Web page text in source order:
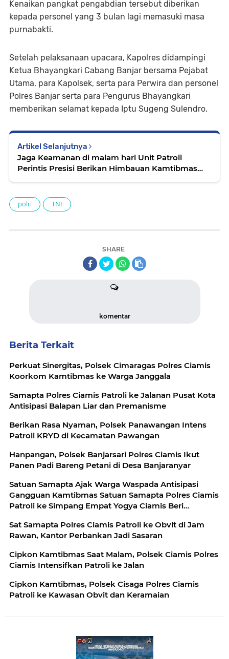
Kenaikan pangkat pengabdian tersebut diberikan
kepada personel yang 3 bulan lagi memasuki masa
purnabakti.
Setelah pelaksanaan upacara, Kapolres didampingi
Ketua Bhayangkari Cabang Banjar bersama Pejabat
Utama, para Kapolsek, serta para Perwira dan personel
Polres Banjar serta para Pengurus Bhayangkari
memberikan selamat kepada Iptu Sugeng Sulendro.
Artikel Selanjutnya
Jaga Keamanan di malam hari Unit Patroli
Perintis Presisi Berikan Himbauan Kamtibmas
polri TNI
SHARE
komentar
Berita Terkait
Perkuat Sinergitas, Polsek Cimaragas Polres Ciamis
Koorkom Kamtibmas ke Warga Janggala
Samapta Polres Ciamis Patroli ke Jalanan Pusat Kota
Antisipasi Balapan Liar dan Premanisme
Berikan Rasa Nyaman, Polsek Panawangan Intens
Patroli KRYD di Kecamatan Pawangan
Hanpangan, Polsek Banjarsari Polres Ciamis Ikut
Panen Padi Bareng Petani di Desa Banjaranyar
Satuan Samapta Ajak Warga Waspada Antisipasi
Gangguan Kamtibmas Satuan Samapta Polres Ciamis
Patroli ke Simpang Empat Yogya Ciamis Beri
Samapta Polres Ciamis Beri Himbauan Kamtibmas ke
Warga
Sat Samapta Polres Ciamis Patroli ke Obvit di Jam
Rawan, Kantor Perbankan Jadi Sasaran
Cipkon Kamtibmas Saat Malam, Polsek Ciamis Polres
Ciamis Intensifkan Patroli ke Jalan
Cipkon Kamtibmas, Polsek Cisaga Polres Ciamis
Patroli ke Kawasan Obvit dan Keramaian